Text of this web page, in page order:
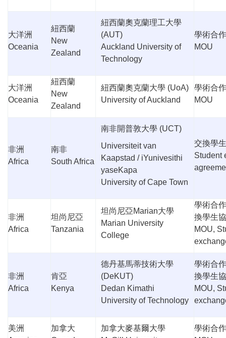
大洋洲
Oceania
紐西蘭
New
Zealand
紐西蘭奧克蘭理工大學
(AUT)
Auckland University of
Technology
學術合
MOU
大洋洲
Oceania
紐西蘭
New
Zealand
紐西蘭奧克蘭大學 (UoA)
University of Auckland
學術合
MOU
非洲
Africa
南非
South Africa
南非開普敦大學 (UCT)
Universiteit van
Kaapstad / iYunivesithi
yaseKapa
University of Cape Town
交換學
Student
非洲
Africa
坦尚尼亞
Tanzania
坦尚尼亞Marian大學
Marian University
College
學術合
換學生
MOU,
非洲
Africa
肯亞
Kenya
德丹基馬蒂技術大學
(DeKUT)
Dedan Kimathi
University of Technology
學術合
換學生
MOU,
美洲
加拿大
加拿大麥基爾大學
學術合